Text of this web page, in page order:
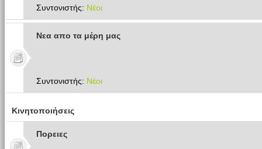
Συντονιστής: Νέοι
Νεα απο τα μέρη μας
Συντονιστής: Νέοι
Κινητοποιήσεις
Πoρειες